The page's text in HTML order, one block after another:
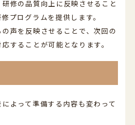
修の品質向上に反映させること
プログラムを提供します。
声を反映させることで、次回の
することが可能となります。
よって準備する内容も変わって